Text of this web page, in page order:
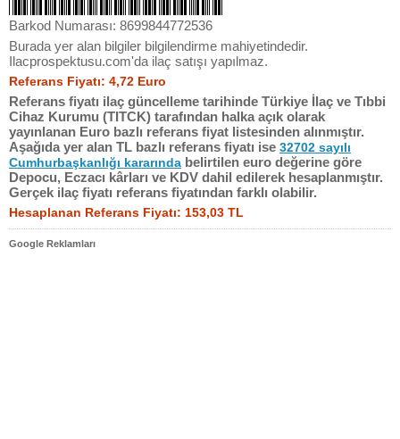
Barkod Numarası: 8699844772536
Burada yer alan bilgiler bilgilendirme mahiyetindedir.
Ilacprospektusu.com'da ilaç satışı yapılmaz.
Referans Fiyatı: 4,72 Euro
Referans fiyatı ilaç güncelleme tarihinde Türkiye İlaç ve Tıbbi
Cihaz Kurumu (TITCK) tarafından halka açık olarak
yayınlanan Euro bazlı referans fiyat listesinden alınmıştır.
Aşağıda yer alan TL bazlı referans fiyatı ise 32702 sayılı
Cumhurbaşkanlığı kararında belirtilen euro değerine göre
Depocu, Eczacı kârları ve KDV dahil edilerek hesaplanmıştır.
Gerçek ilaç fiyatı referans fiyatından farklı olabilir.
Hesaplanan Referans Fiyatı: 153,03 TL
Google Reklamları